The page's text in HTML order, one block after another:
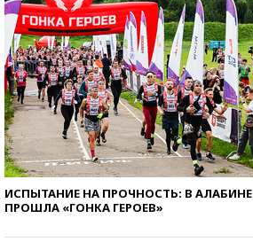
ИСПЫТАНИЕ НА ПРОЧНОСТЬ: В АЛАБИНЕ
ПРОШЛА «ГОНКА ГЕРОЕВ»